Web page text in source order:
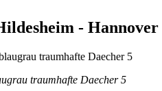
-
traumhafte Daecher 5